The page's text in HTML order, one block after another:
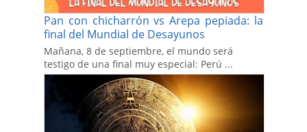
Pan con chicharrón vs Arepa pepiada: la
final del Mundial de Desayunos
Mañana, 8 de septiembre, el mundo será
testigo de una final muy especial: Perú ...